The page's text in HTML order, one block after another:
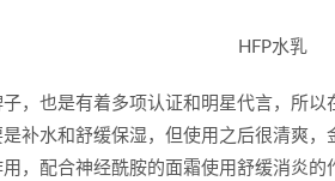
，也是有着多项认证和明星代言，所
补水和舒缓保湿，但使用之后很清爽
，配合神经酰胺的面霜使用舒缓消炎的